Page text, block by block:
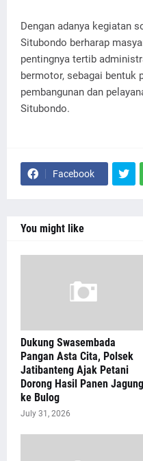
Dengan adanya kegiatan
Situbondo berharap
pentingnya tertib
bermotor, sebagai bentuk
pembangunan dan
Situbondo.
Facebook
You might like
Dukung Swasembada
Pangan Asta Cita, Polsek
Jatibanteng Ajak Petani
Dorong Hasil Panen Jagung
ke Bulog
July 31, 2026